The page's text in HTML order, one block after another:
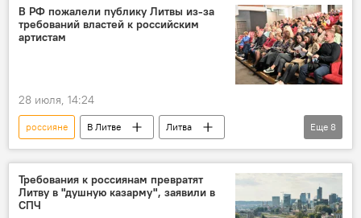
дискриминация
Общество
ограничения
В РФ пожалели публику Литвы из-за
требований властей к российским
артистам
28 июля, 14:24
россияне В Литве
Литва
запрет на въезд
Культура
граждане России
Политика
Россия
выступление
Еще 8
Требования к россиянам превратят
Литву в "душную казарму", заявили в
СПЧ